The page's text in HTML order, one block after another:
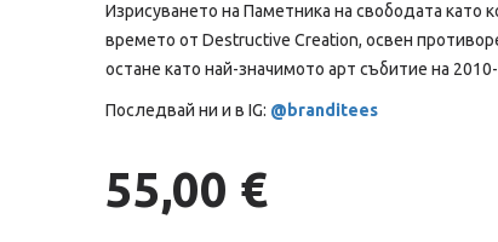
Изрисувaнето на Паметника на свободата като
времето oт Destructive Creation, освен
остане като най-значимото арт събитие на
Последвай ни и в IG: @branditees
55,00 €